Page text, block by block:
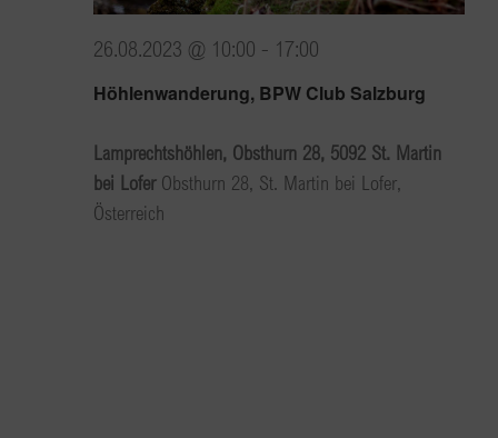
Höhlenwanderung, BPW Club Salzburg
26.08.2023 @ 10:00 - 17:00
Lamprechtshöhlen, Obsthurn 28, 5092 St. Martin
bei Lofer Obsthurn 28, St. Martin bei Lofer,
Österreich